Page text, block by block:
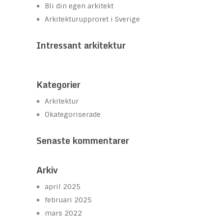
Bli din egen arkitekt
Arkitekturupproret i Sverige
Intressant arkitektur
Kategorier
Arkitektur
Okategoriserade
Senaste kommentarer
Arkiv
april 2025
februari 2025
mars 2022